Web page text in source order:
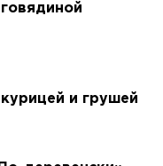
и грушей